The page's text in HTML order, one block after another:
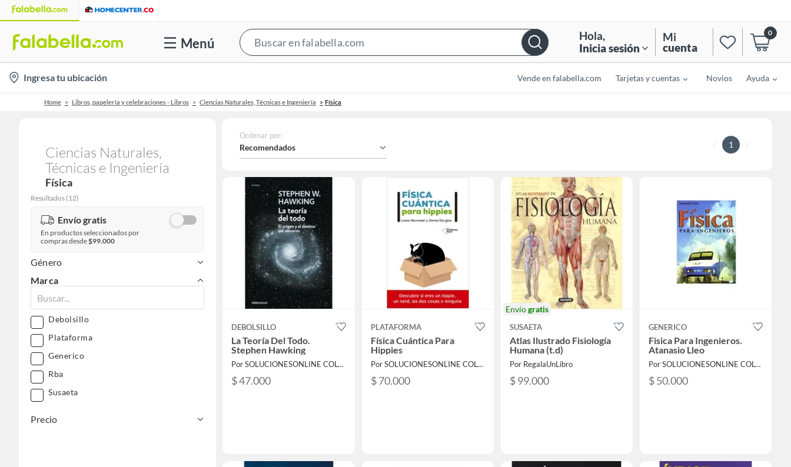
Menú
Bar
Hola,
Inicia sesión
Mi
cuenta
0
location-
icon
Ingresa tu ubicación Vende en falabella.com Tarjetas y cuentas Novios Ayuda
Home Libros, papelería y celebraciones - Libros Ciencias Naturales, Técnicas e Ingeniería Física
Ciencias Naturales,
Técnicas e Ingeniería
Física
Resultados (12)
Envío gratis
En productos seleccionados por
compras desde$99.000
Género
Marca
Debolsillo
Plataforma
Generico
Rba
Susaeta
Precio
Ordenar por:
Recomendados 1
DEBOLSILLO
La Teoría Del Todo.
Stephen Hawking
Por SOLUCIONESONLINE COLOMBIA SAS
$ 47.000
PLATAFORMA
Física Cuántica Para
Hippies
Por SOLUCIONESONLINE COLOMBIA SAS
$ 70.000
Envíogratis
SUSAETA
Atlas Ilustrado Fisiología
Humana (t.d)
Por RegalaUnLibro
$ 99.000
GENERICO
Fisica Para Ingenieros.
Atanasio Lleo
Por SOLUCIONESONLINE COLOMBIA SAS
$ 50.000